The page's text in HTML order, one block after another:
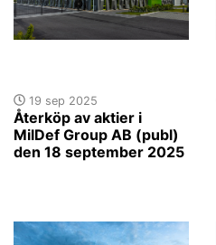
19 sep 2025
Återköp av aktier i
MilDef Group AB (publ)
den 18 september 2025